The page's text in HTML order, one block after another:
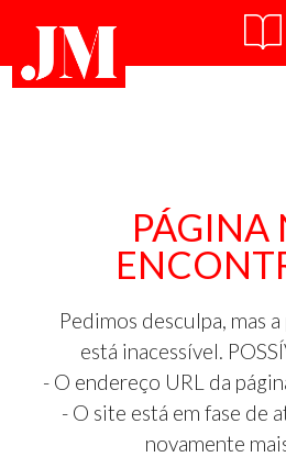
PÁGINA
Pedimos desculpa, mas
está inacessível.
- O endereço URL da
- O site está em fase de
novamente